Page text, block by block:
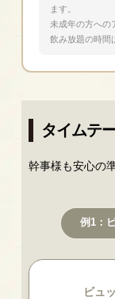
ます。
未成年の方への
飲み放題の時間
タイムテ
幹事様も安心の
例1：
ビュ